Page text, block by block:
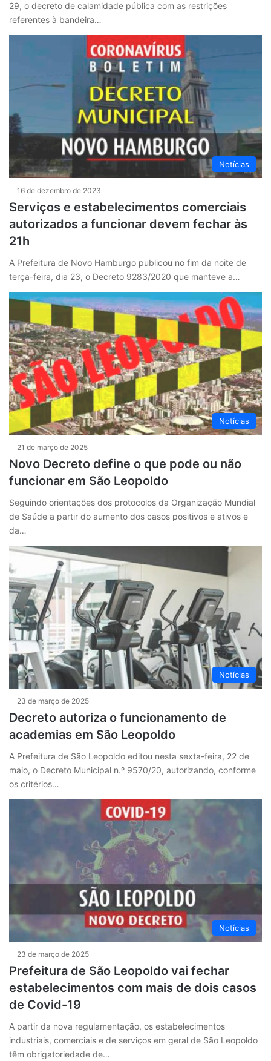
29, o decreto de calamidade pública com as restrições
referentes à bandeira…
Notícias
16 de dezembro de 2023
Serviços e estabelecimentos comerciais
autorizados a funcionar devem fechar às
21h
A Prefeitura de Novo Hamburgo publicou no fim da noite de
terça-feira, dia 23, o Decreto 9283/2020 que manteve a…
Notícias
21 de março de 2025
Novo Decreto define o que pode ou não
funcionar em São Leopoldo
Seguindo orientações dos protocolos da Organização Mundial
de Saúde a partir do aumento dos casos positivos e ativos e
da…
Notícias
23 de março de 2025
Decreto autoriza o funcionamento de
academias em São Leopoldo
A Prefeitura de São Leopoldo editou nesta sexta-feira, 22 de
maio, o Decreto Municipal n.º 9570/20, autorizando, conforme
os critérios…
Notícias
23 de março de 2025
Prefeitura de São Leopoldo vai fechar
estabelecimentos com mais de dois casos
de Covid-19
A partir da nova regulamentação, os estabelecimentos
industriais, comerciais e de serviços em geral de São Leopoldo
têm obrigatoriedade de…